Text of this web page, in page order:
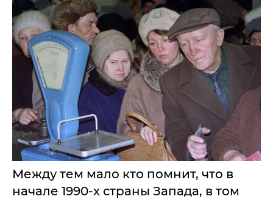
Между тем мало кто помнит, что в
начале 1990-х страны Запада, в том